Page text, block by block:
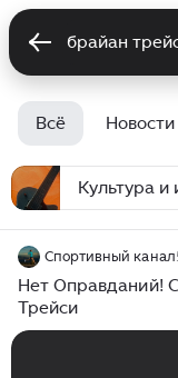
Всё Новости
Культура и
Спортивный канал
Нет Оправданий!
Трейси